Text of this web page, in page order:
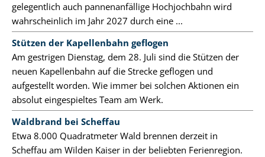
gelegentlich auch pannenanfällige Hochjochbahn wird
wahrscheinlich im Jahr 2027 durch eine ...
Stützen der Kapellenbahn geflogen
Am gestrigen Dienstag, dem 28. Juli sind die Stützen der
neuen Kapellenbahn auf die Strecke geflogen und
aufgestellt worden. Wie immer bei solchen Aktionen ein
absolut eingespieltes Team am Werk.
Waldbrand bei Scheffau
Etwa 8.000 Quadratmeter Wald brennen derzeit in
Scheffau am Wilden Kaiser in der beliebten Ferienregion.